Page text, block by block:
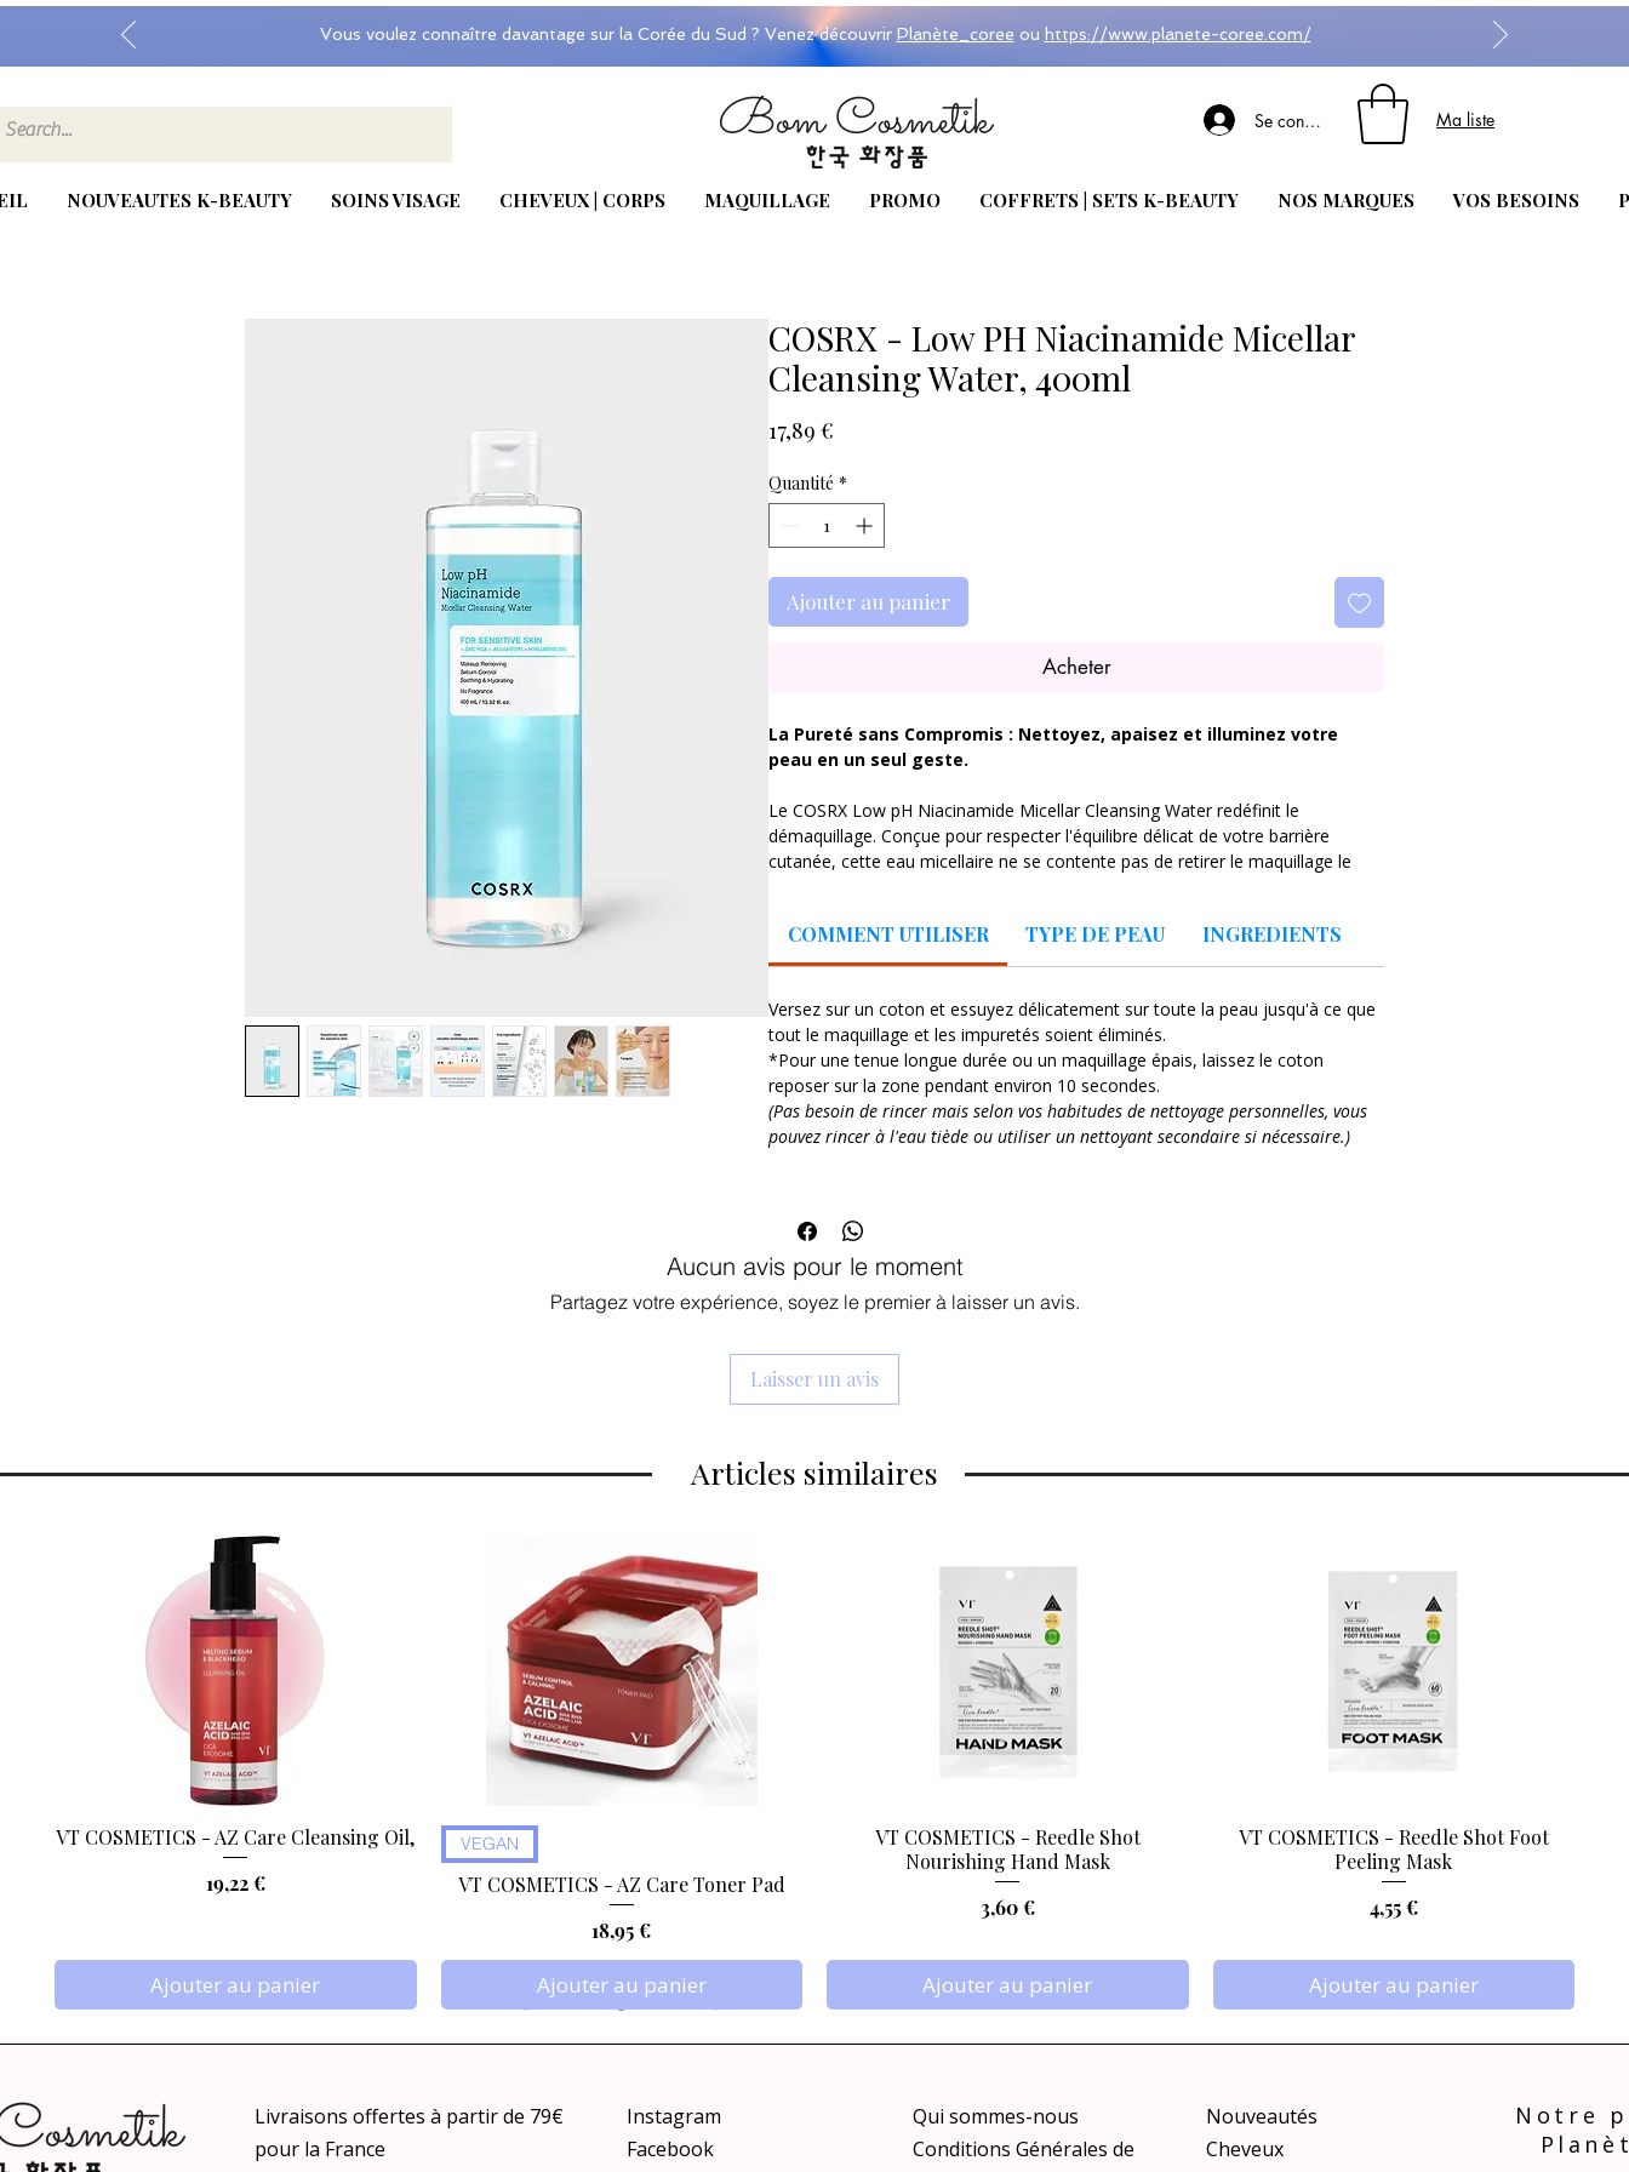
Vous voulez connaître davantage sur la Corée du Sud ? Venez découvrir Planète_coree ou https://www.planete-coree.com/
Se connecter Ma liste
NOUVEAUTES K-BEAUTY SOINS VISAGE CHEVEUX | CORPS MAQUILLAGE PROMO COFFRETS | SETS K-BEAUTY NOS MARQUES VOS BESOINS
COSRX - Low PH Niacinamide Micellar
Cleansing Water, 400ml
17,89 €
Quantité *
Ajouter au panier
Acheter
La Pureté sans Compromis : Nettoyez, apaisez et illuminez votre
peau en un seul geste.
Le COSRX Low pH Niacinamide Micellar Cleansing Water redéfinit le
démaquillage. Conçue pour respecter l'équilibre délicat de votre barrière
cutanée, cette eau micellaire ne se contente pas de retirer le maquillage le
Les bénéfices clés pour votre peau :
l'excès de sébum et les particules de pollution sans frottement agressif.
Équilibre Parfait : Avec un pH bas proche de celui de la peau, le COSRX Low
pH Niacinamide Micellar Cleansing Water évite les tiraillements et les
irritations post-nettoyage.
Action Anti-Imperfections : Enrichie en Niacinamide (Vitamine B3) et Zinc
PCA, elle régule le sébum et réduit l'apparence des pores.
COMMENT UTILISER TYPE DE PEAU INGREDIENTS
Versez sur un coton et essuyez délicatement sur toute la peau jusqu'à ce que
tout le maquillage et les impuretés soient éliminés.
*Pour une tenue longue durée ou un maquillage épais, laissez le coton
reposer sur la zone pendant environ 10 secondes.
(Pas besoin de rincer mais selon vos habitudes de nettoyage personnelles, vous
pouvez rincer à l'eau tiède ou utiliser un nettoyant secondaire si nécessaire.)
Aucun avis pour le moment
Partagez votre expérience, soyez le premier à laisser un avis.
Laisser un avis
Articles similaires
Aperçu rapide
VT COSMETICS - AZ Care Cleansing Oil,
Prix
19,22 €
Ajouter au panier
VEGAN
VT COSMETICS - AZ Care Toner Pad
Prix
18,95 €
Ajouter au panier
Aperçu rapide
VT COSMETICS - Reedle Shot
Nourishing Hand Mask
Prix
3,60 €
Ajouter au panier
Aperçu rapide
VT COSMETICS - Reedle Shot Foot
Peeling Mask
Prix
4,55 €
Ajouter au panier
Livraisons offertes à partir de 79€
pour la France
Instagram
Facebook
Qui sommes-nous
Conditions Générales de
Nouveautés
Cheveux
Notre